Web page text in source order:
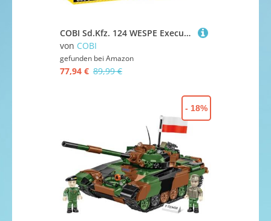
COBI Sd.Kfz. 124 WESPE Executive, Grün, Braun, Schwarz
von COBI
gefunden bei Amazon
77,94 € 89,99 €
- 18%